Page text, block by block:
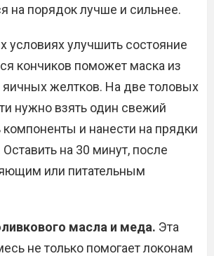
на порядок лучше и сильнее.
условиях улучшить состояние
кончиков поможет маска из
желтков. На две толовых
нужно взять один свежий
компоненты и нанести на прядки
на 30 минут, после
или питательным
масла и меда. Эта
не только помогает локонам